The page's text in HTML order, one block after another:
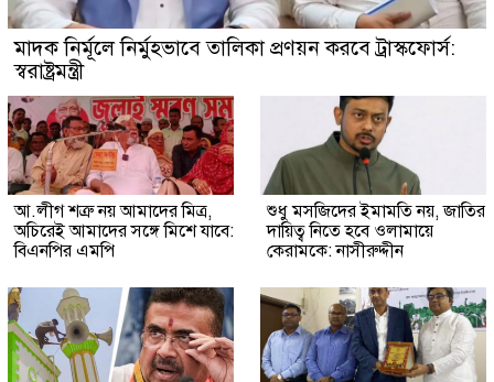
মাদক নির্মূলে নির্মুহভাবে তালিকা প্রণয়ন করবে ট্রাস্কফোর্স:
স্বরাষ্ট্রমন্ত্রী
আ.লীগ শত্রু নয় আমাদের মিত্র,
অচিরেই আমাদের সঙ্গে মিশে যাবে:
বিএনপির এমপি
শুধু মসজিদের ইমামতি নয়, জাতির
দায়িত্ব নিতে হবে ওলামায়ে
কেরামকে: নাসীরুদ্দীন